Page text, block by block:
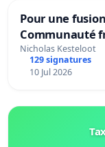
Pour une
Communauté
Bruxelles)
Nicholas Kesteloot
129 signatures
10 Jul 2026